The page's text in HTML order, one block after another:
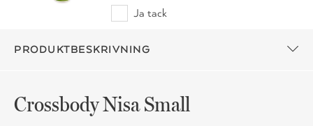
Ja tack
PRODUKTBESKRIVNING
Crossbody Nisa Small